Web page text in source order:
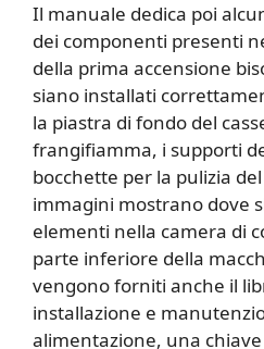
Il manuale dedica poi
dei componenti presenti
della prima accensione
siano installati
la piastra di fondo del
frangifiamma, i supporti
bocchette per la pulizia
immagini mostrano dove
elementi nella camera di
parte inferiore della
vengono forniti anche il
installazione e
alimentazione, una